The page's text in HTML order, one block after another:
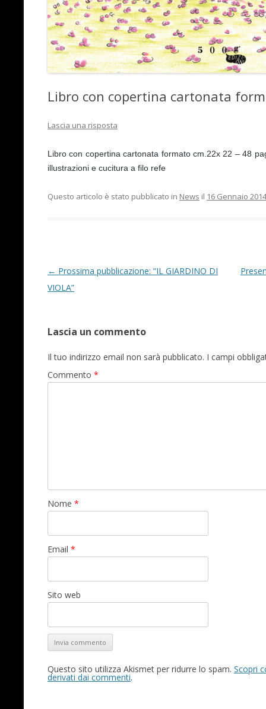
Libro con copertina cartonata
Lascia una risposta
Libro con copertina cartonata formato cm.22x 22 – 48
illustrazioni e cucitura a filo refe
Questo articolo è stato pubblicato in News il 16 Gennaio 2014
Navigazione articolo
← Prossima pubblicazione: “IL GIARDINO DI
VIOLA”
Lascia un commento
Il tuo indirizzo email non sarà pubblicato. I campi
Commento *
Nome *
Email *
Sito web
Questo sito utilizza Akismet per ridurre lo spam. Scopri
derivati dai commenti.